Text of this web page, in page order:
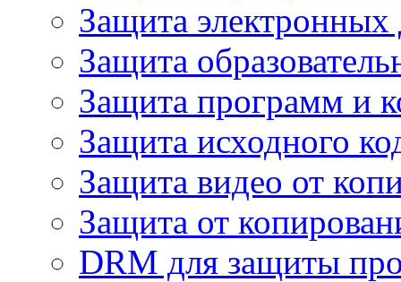
Защита электронных
Защита
Защита программ и
Защита исходного
Защита видео от
Защита от
DRM для защиты